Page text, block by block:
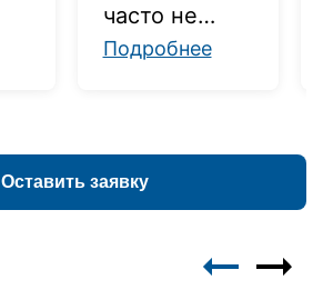
часто не
хватает
Подробнее
Оставить заявку